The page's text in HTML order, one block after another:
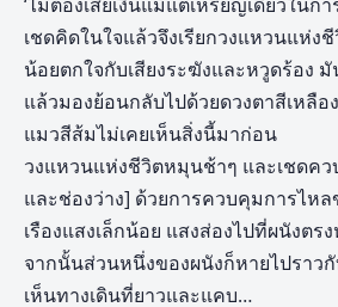
เชดคิดในใจแล้วจึงเรียกวงแหวนแห่ง
น้อยตกใจกับเสียงระฆังและหวูดร้อง
แล้วมองย้อนกลับไปด้วยดวงตาสีเหลือ
แมวสีส้มไม่เคยเห็นสิ่งนี้มาก่อน
วงแหวนแห่งชีวิตหมุนช้าๆ และเชดค
และช่องว่าง] ด้วยการควบคุมการไห
เรืองแสงเล็กน้อย แสงส่องไปที่ผนังตร
จากนั้นส่วนหนึ่งของผนังก็หายไปราว
เห็นทางเดินที่ยาวและแคบ…